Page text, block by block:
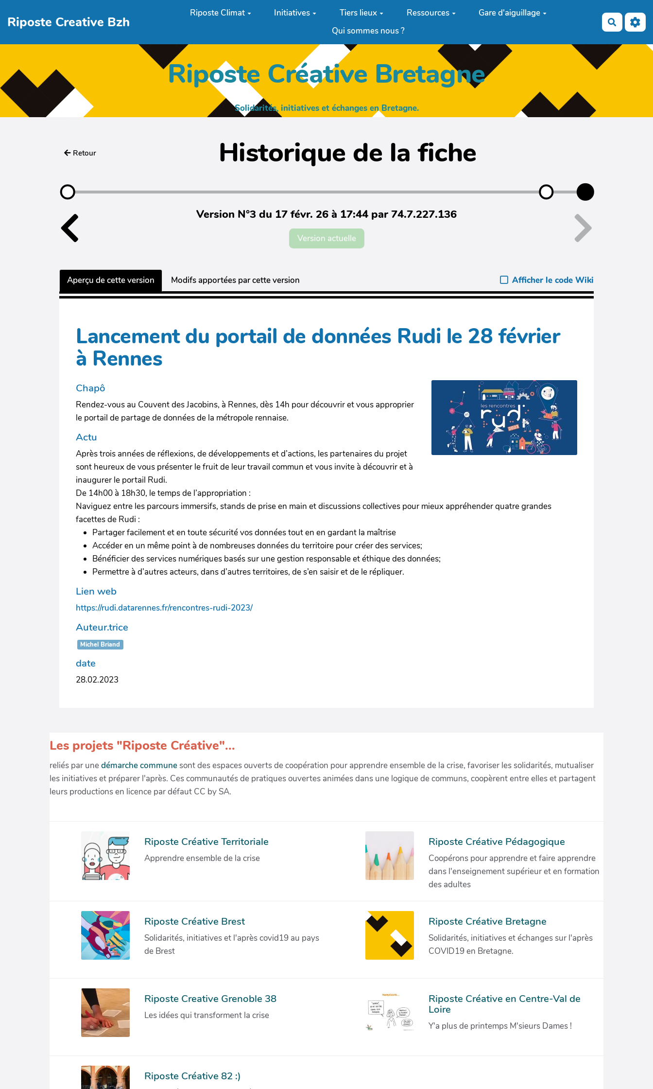
Riposte Creative Bzh
Riposte Climat Initiatives Tiers lieux Ressources
Gare d'aiguillage
Qui sommes nous ?
Riposte Créative Bretagne
Solidarités, initiatives et échanges en Bretagne.
Retour Historique de la fiche
Version N°3 du 17 févr. 26 à 17:44 par 74.7.227.136
Version actuelle
Aperçu de cette version Modifs apportées par cette version Afficher le code Wiki
Lancement du portail de données Rudi le 28 février
à Rennes
Chapô
Rendez-vous au Couvent des Jacobins, à Rennes, dès 14h pour découvrir et vous approprier
le portail de partage de données de la métropole rennaise.
Actu
Après trois années de réflexions, de développements et d’actions, les partenaires du projet
sont heureux de vous présenter le fruit de leur travail commun et vous invite à découvrir et à
inaugurer le portail Rudi.
De 14h00 à 18h30, le temps de l’appropriation :
Naviguez entre les parcours immersifs, stands de prise en main et discussions collectives pour mieux appréhender quatre grandes
facettes de Rudi :
Partager facilement et en toute sécurité vos données tout en en gardant la maîtrise
Accéder en un même point à de nombreuses données du territoire pour créer des services;
Bénéficier des services numériques basés sur une gestion responsable et éthique des données;
Permettre à d’autres acteurs, dans d’autres territoires, de s’en saisir et de le répliquer.
Lien web
https://rudi.datarennes.fr/rencontres-rudi-2023/
Auteur.trice
Michel Briand
date
28.02.2023